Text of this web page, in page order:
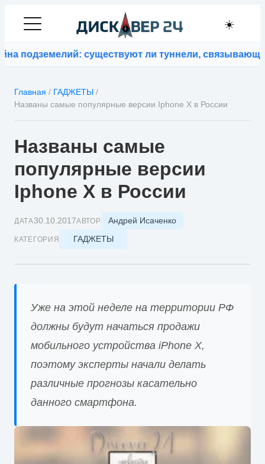
☀️
существуют ли туннели, связывающие
Главная / ГАДЖЕТЫ /
Названы самые популярные версии Iphone X в России
Названы самые
популярные версии
Iphone X в России
ДАТА30.10.2017АВТОР Андрей Исаченко
КАТЕГОРИЯ ГАДЖЕТЫ
Уже на этой неделе на территории РФ
должны будут начаться продажи
мобильного устройства iPhone X,
поэтому эксперты начали делать
различные прогнозы касательно
данного смартфона.